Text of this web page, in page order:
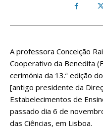
A professora Conceição
Cooperativo da Benedita
cerimónia da 13.ª edição
[antigo presidente da
Estabelecimentos de
passado dia 6 de
das Ciências, em Lisboa.